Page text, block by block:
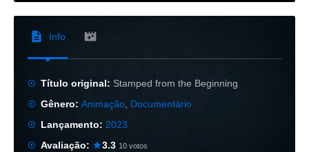
Info
Título original: Stamped from the Beginning
Gênero:Animação Documentário
Lançamento: 2023
Avaliação:
3.3 10 votos